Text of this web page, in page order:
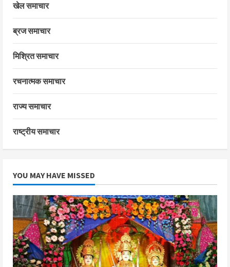
खेल समाचार
ब्रज समाचार
मिश्रित समाचार
रचनात्मक समाचार
राज्य समाचार
राष्ट्रीय समाचार
YOU MAY HAVE MISSED